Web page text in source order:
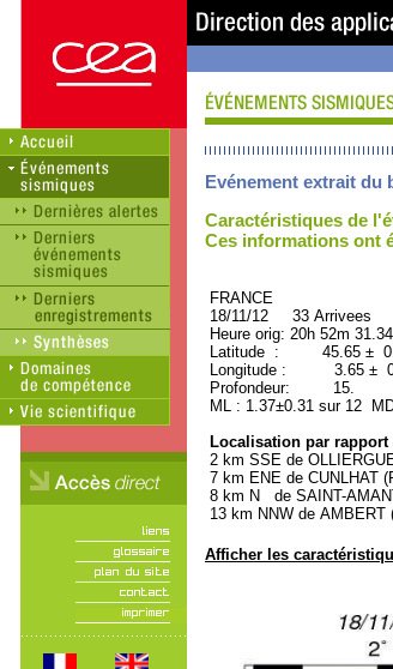
Evénement extrait du
Caractéristiques de
Ces informations ont
FRANCE
18/11/12 33 Arrivees
Heure orig: 20h 52m
Latitude : 45.65 ±
Longitude : 3.65 ±
Profondeur: 15.
ML : 1.37±0.31 sur 12
Localisation par
2 km SSE de
7 km ENE de CUNLHAT
8 km N de SAINT-
13 km NNW de AMBERT
Afficher les